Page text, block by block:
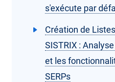
s'exécute par
Création de
SISTRIX :
et les
SERPs